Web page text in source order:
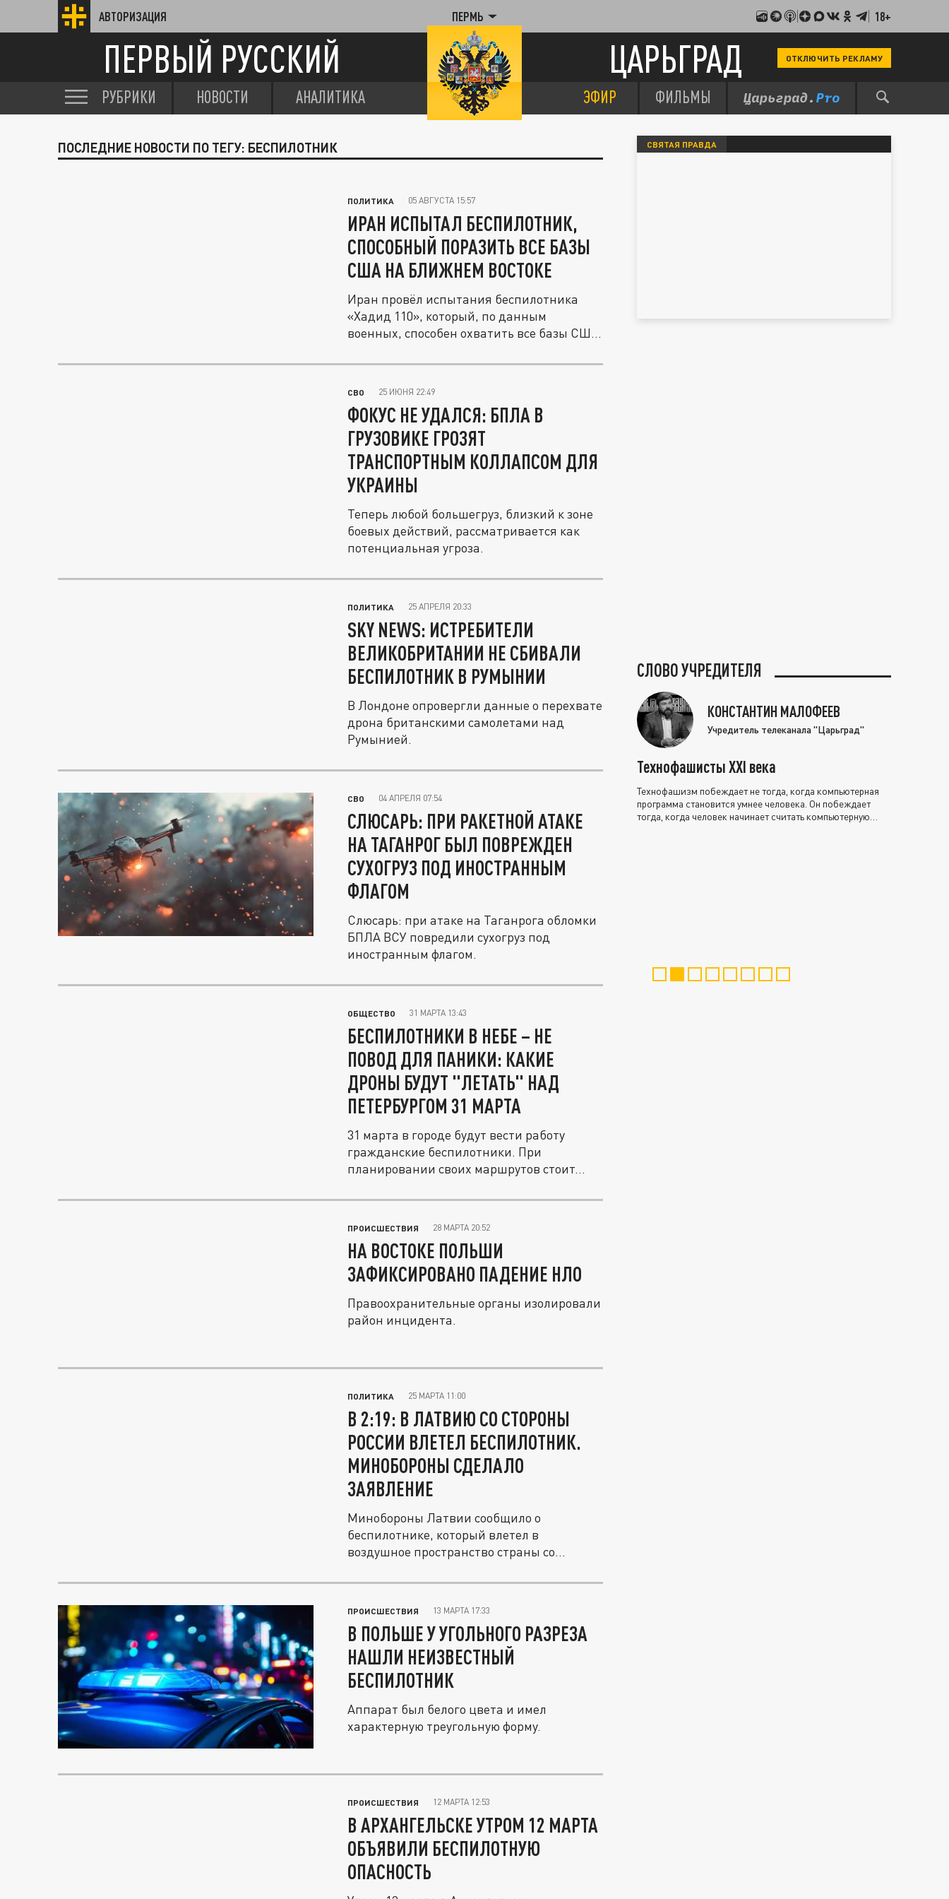
АВТОРИЗАЦИЯ ПЕРМЬ 18+
ПЕРВЫЙ РУССКИЙ ЦАРЬГРАД ОТКЛЮЧИТЬ РЕКЛАМУ
РУБРИКИ НОВОСТИ АНАЛИТИКА ЭФИР ФИЛЬМЫ
ПОСЛЕДНИЕ НОВОСТИ ПО ТЕГУ: БЕСПИЛОТНИК
ПОЛИТИКА 05 АВГУСТА 15:57
ИРАН ИСПЫТАЛ БЕСПИЛОТНИК,
СПОСОБНЫЙ ПОРАЗИТЬ ВСЕ БАЗЫ
США НА БЛИЖНЕМ ВОСТОКЕ
Иран провёл испытания беспилотника
«Хадид 110», который, по данным
военных, способен охватить все базы США
СВО 25 ИЮНЯ 22:49
ФОКУС НЕ УДАЛСЯ: БПЛА В
ГРУЗОВИКЕ ГРОЗЯТ
ТРАНСПОРТНЫМ КОЛЛАПСОМ ДЛЯ
УКРАИНЫ
Теперь любой большегруз, близкий к зоне
боевых действий, рассматривается как
потенциальная угроза.
ПОЛИТИКА 25 АПРЕЛЯ 20:33
SKY NEWS: ИСТРЕБИТЕЛИ
ВЕЛИКОБРИТАНИИ НЕ СБИВАЛИ
БЕСПИЛОТНИК В РУМЫНИИ
В Лондоне опровергли данные о перехвате
дрона британскими самолетами над
Румынией.
СВО 04 АПРЕЛЯ 07:54
СЛЮСАРЬ: ПРИ РАКЕТНОЙ АТАКЕ
НА ТАГАНРОГ БЫЛ ПОВРЕЖДЕН
СУХОГРУЗ ПОД ИНОСТРАННЫМ
ФЛАГОМ
Слюсарь: при атаке на Таганрога обломки
БПЛА ВСУ повредили сухогруз под
иностранным флагом.
ОБЩЕСТВО 31 МАРТА 13:43
БЕСПИЛОТНИКИ В НЕБЕ – НЕ
ПОВОД ДЛЯ ПАНИКИ: КАКИЕ
ДРОНЫ БУДУТ "ЛЕТАТЬ" НАД
ПЕТЕРБУРГОМ 31 МАРТА
31 марта в городе будут вести работу
гражданские беспилотники. При
планировании своих маршрутов стоит...
ПРОИСШЕСТВИЯ 28 МАРТА 20:52
НА ВОСТОКЕ ПОЛЬШИ
ЗАФИКСИРОВАНО ПАДЕНИЕ НЛО
Правоохранительные органы изолировали
район инцидента.
ПОЛИТИКА 25 МАРТА 11:00
В 2:19: В ЛАТВИЮ СО СТОРОНЫ
РОССИИ ВЛЕТЕЛ БЕСПИЛОТНИК.
МИНОБОРОНЫ СДЕЛАЛО
ЗАЯВЛЕНИЕ
Минобороны Латвии сообщило о
беспилотнике, который влетел в
воздушное пространство страны со
ПРОИСШЕСТВИЯ 13 МАРТА 17:33
В ПОЛЬШЕ У УГОЛЬНОГО РАЗРЕЗА
НАШЛИ НЕИЗВЕСТНЫЙ
БЕСПИЛОТНИК
Аппарат был белого цвета и имел
характерную треугольную форму.
ПРОИСШЕСТВИЯ 12 МАРТА 12:53
В АРХАНГЕЛЬСКЕ УТРОМ 12 МАРТА
ОБЪЯВИЛИ БЕСПИЛОТНУЮ
ОПАСНОСТЬ
СВЯТАЯ ПРАВДА
СЛОВО УЧРЕДИТЕЛЯ
КОНСТАНТИН МАЛОФЕЕВ
Учредитель телеканала "Царьград"
Технофашисты XXI века
Технофашизм побеждает не тогда, когда компьютерная
программа становится умнее человека. Он побеждает
тогда, когда человек начинает считать компьютерную